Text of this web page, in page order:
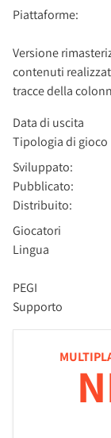
Piattaforme:
Versione
contenuti
tracce della
Data di uscita
Tipologia di gioco
Sviluppato:
Pubblicato:
Distribuito:
Giocatori
Lingua
PEGI
Supporto